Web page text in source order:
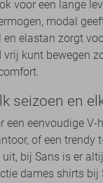
voor een lange
modal
elastan zorgt
kunt bewegen
seizoen en
een eenvoudige V-
of een trendy
bij Sans is er
dames shirts bij